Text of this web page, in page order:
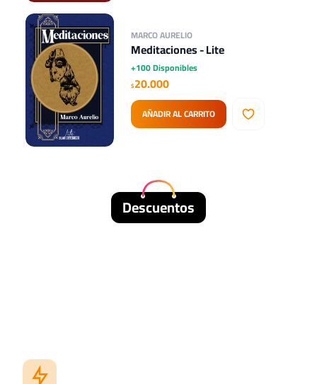
MARCO AURELIO
Meditaciones - Lite
+100 Disponibles
$20.000
AÑADIR AL CARRITO
Descuentos